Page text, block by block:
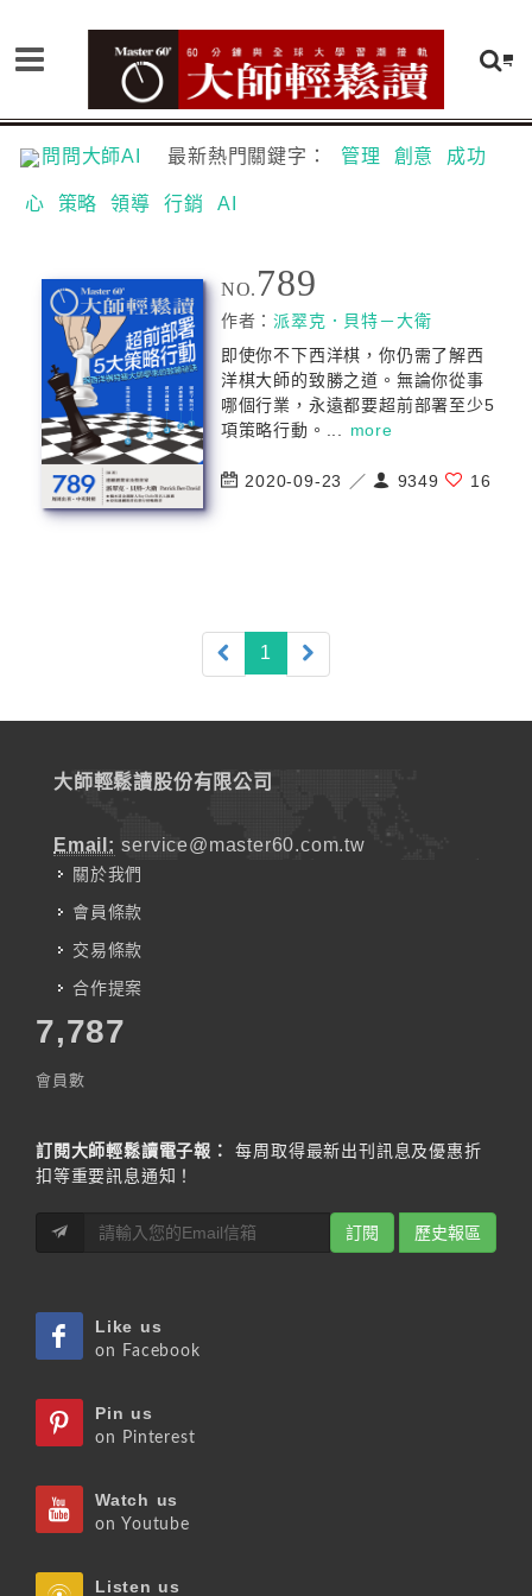
問問大師AI 最新熱門關鍵字： 管理 創意 成功
心 策略 領導 行銷 AI
NO. 789
作者：派翠克．貝特－大衛
即使你不下西洋棋，你仍需了解西
洋棋大師的致勝之道。無論你從事
哪個行業，永遠都要超前部署至少5
項策略行動。... more
2020-09-23 ／ 9349 16
1 (current)
大師輕鬆讀股份有限公司
Email: service@master60.com.tw
關於我們
會員條款
交易條款
合作提案
7,787
會員數
訂閱大師輕鬆讀電子報：
每周取得最新出刊訊息及優惠折
扣等重要訊息通知！
訂閱 歷史報區
Like us
on Facebook
Pin us
on Pinterest
Watch us
on Youtube
Listen us